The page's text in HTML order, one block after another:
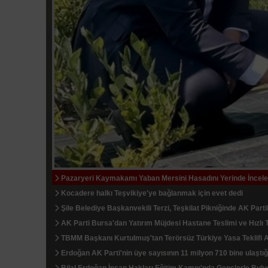
Pazaryeri Kaymakamı Yaban Mersini Hasadını Yerinde
Kocadere halkı Teşvikiye'ye bağlanmak için evet dedi
Şile Belediye Başkanvekili Terzi, Teşkilat Pikniğinde AK
AK Parti Bursa'dan Yatırım Müjdesi Hastane Teslimi ve Hızlı
TBMM Başkanı Kurtulmuş'tan Terörsüz Türkiye Yasa Teklifi
Erdoğan AK Parti'nin üye sayısının 11 milyon 710 bine
Büyükşehir Afetlere Hazır İki Yeni Mobil Araç Üretti
TEKNOFEST Mavi Vatan Ziyaretçi Kayıtları Başladı
Bilecik'te Duble Yol Projesi İçin Vatandaşlarla Toplantı Yapıldı
Osmaneli'de Belediye Ekipleri Kapsamlı Çevre ve Altyapı
Panayır Mahallesi'nde Altyapı ve Ulaşım Yenileme
Başkan Şadi Özdemir Esentepe Mahallesi Sakinleriyle Bir
İhsaniye Barajı Kocaeli'nin Su Güvenliğini Artırdı
Bilecik'te TMO Ürün Alım Noktası İncelendi
Mudanya'da Belediye Dükkanlarının İhale Bedelleri Dudak
Altın Bozdururken Ayar ve İşçilik Farkı Yaratıyor
Kırklareli'nde Yerli Ayçiçeği Tohumuyla Anıza Doğrudan
İTSO'DAN LİTVANYA'DA YOĞUN TEMAS TRAFİĞİ